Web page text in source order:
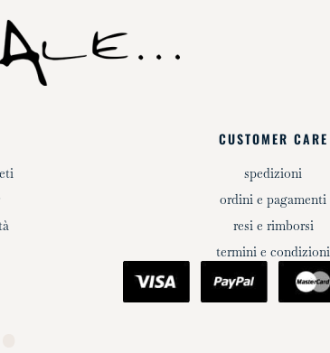
CUSTOMER CARE
spedizioni
ordini e pagamenti
resi e rimborsi
termini e condizioni